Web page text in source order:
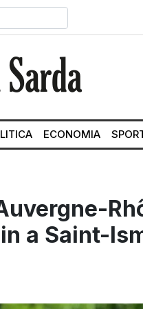
ECONOMIA
a Saint-